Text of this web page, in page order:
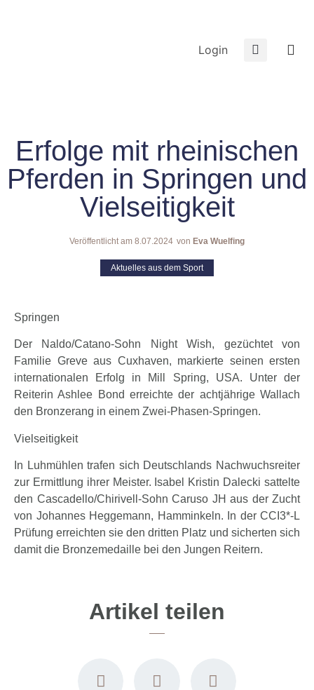
Login
Erfolge mit rheinischen
Pferden in Springen und
Vielseitigkeit
Veröffentlicht am 8.07.2024 von Eva Wuelfing
Aktuelles aus dem Sport
Springen
Der Naldo/Catano-Sohn Night Wish, gezüchtet von
Familie Greve aus Cuxhaven, markierte seinen ersten
internationalen Erfolg in Mill Spring, USA. Unter der
Reiterin Ashlee Bond erreichte der achtjährige Wallach
den Bronzerang in einem Zwei-Phasen-Springen.
Vielseitigkeit
In Luhmühlen trafen sich Deutschlands Nachwuchsreiter
zur Ermittlung ihrer Meister. Isabel Kristin Dalecki sattelte
den Cascadello/Chirivell-Sohn Caruso JH aus der Zucht
von Johannes Heggemann, Hamminkeln. In der CCI3*-L
Prüfung erreichten sie den dritten Platz und sicherten sich
damit die Bronzemedaille bei den Jungen Reitern.
Artikel teilen